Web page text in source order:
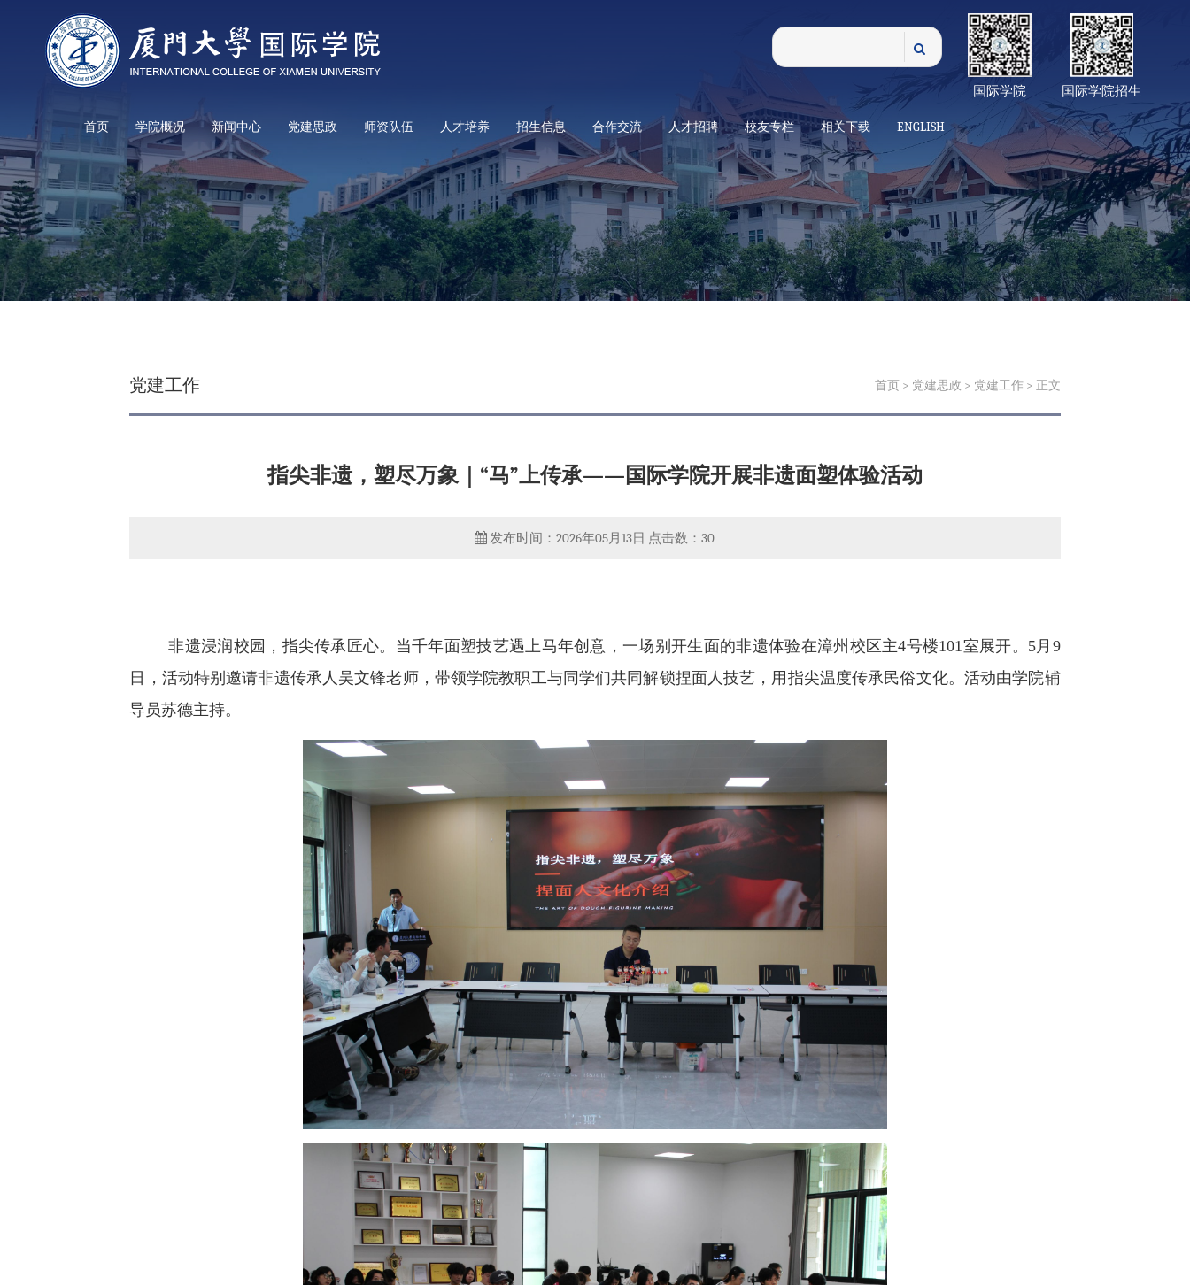
国际学院 国际学院招生
首页 学院概况 新闻中心 党建思政 师资队伍 人才培养 招生信息 合作交流 人才招聘 校友专栏 相关下载 ENGLISH
党建工作 首页> 党建思政 > 党建工作> 正文
指尖非遗，塑尽万象｜“马”上传承——国际学院开展非遗面塑体验活动
发布时间：2026年05月13日 点击数：30
非遗浸润校园，指尖传承匠心。当千年面塑技艺遇上马年创意，一场别开生面的非遗体验在漳州校区主4号楼101室展开。5月9
日，活动特别邀请非遗传承人吴文锋老师，带领学院教职工与同学们共同解锁捏面人技艺，用指尖温度传承民俗文化。活动由学院辅
导员苏德主持。